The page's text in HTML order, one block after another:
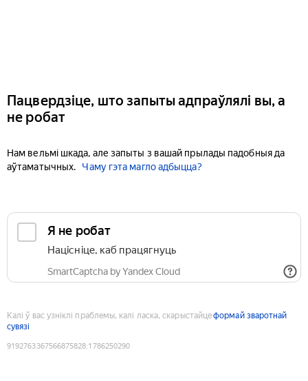
Пацвердзіце, што запыты адпраўлялі вы, а
не робат
Нам вельмі шкада, але запыты з вашай прылады падобныя да
аўтаматычных.
Чаму гэта магло адбыцца?
Я не робат
Націсніце, каб працягнуць
SmartCaptcha by Yandex Cloud
Калі ў вас узніклі праблемы, калі ласка, скарыстайцеформай зваротнай
сувязі
9192763367566875828:1786250290